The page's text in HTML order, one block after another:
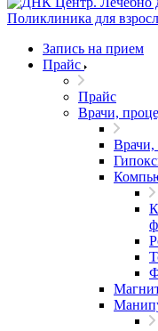
Запись на прием
Прайс
Прайс
Врачи,
Врачи,